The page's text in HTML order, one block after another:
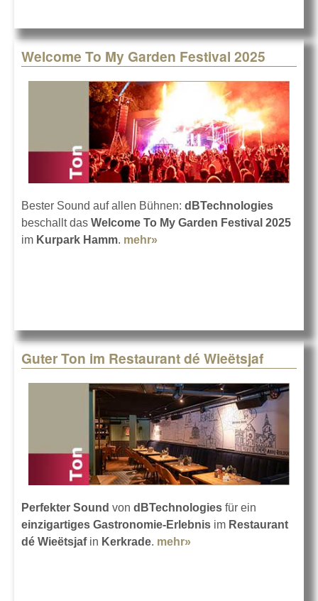
Welcome To My Garden Festival 2025
Bester Sound auf allen Bühnen: dBTechnologies
beschallt das Welcome To My Garden Festival 2025
im Kurpark Hamm. mehr»
Guter Ton im Restaurant dé Wieëtsjaf
Perfekter Sound von dBTechnologies für ein
einzigartiges Gastronomie-Erlebnis im Restaurant
dé Wieëtsjafin Kerkrade. mehr»